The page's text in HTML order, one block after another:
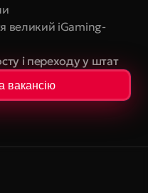
великий iGaming-
і переходу у штат
вакансію